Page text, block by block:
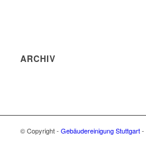
ARCHIV
© Copyright - Gebäudereinigung Stuttgart-